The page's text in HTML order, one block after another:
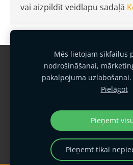
vai aizpildīt veidlapu sadaļā
Garantijas noteikumi
Sīkfailu politika
SIA
Mēs lietojam sīkfailus
nodrošināšanai,
pakalpojuma uzlabošanai.
Pielāgot
Pieņemt
Pieņemt tikai